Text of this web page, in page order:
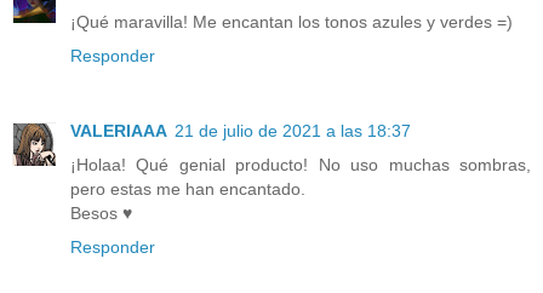
¡Qué maravilla! Me encantan los tonos azules y verdes =)
Responder
VALERIAAA 21 de julio de 2021 a las 18:37
¡Holaa! Qué genial producto! No uso muchas sombras,
pero estas me han encantado.
Besos ♥
Responder